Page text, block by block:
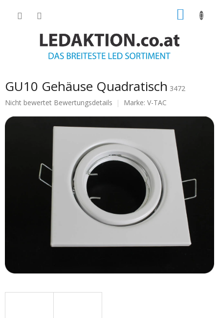
GU10 Gehäuse Quadratisch 3472
Die
Produktbewertung
Nicht bewertet Bewertungsdetails Marke: V-TAC